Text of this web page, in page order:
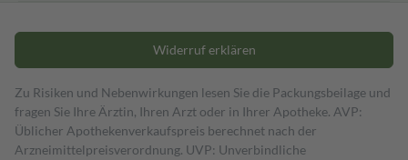
Widerruf erklären
Zu Risiken und Nebenwirkungen lesen Sie die Packungsbeilage und
fragen Sie Ihre Ärztin, Ihren Arzt oder in Ihrer Apotheke. AVP:
Üblicher Apothekenverkaufspreis berechnet nach der
Arzneimittelpreisverordnung. UVP: Unverbindliche